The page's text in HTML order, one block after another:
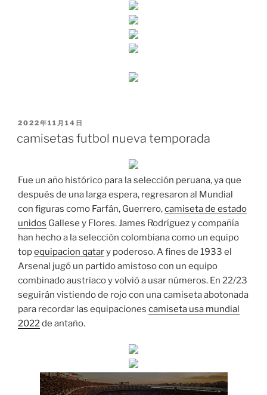
PUBLICADO
2022年11月14日
camisetas futbol nueva temporada
Fue un año histórico para la selección peruana, ya que
después de una larga espera, regresaron al Mundial
con figuras como Farfán, Guerrero,camiseta de estado
unidos Gallese y Flores. James Rodríguez y compañía
han hecho a la selección colombiana como un equipo
topequipacion qatary poderoso. A fines de 1933 el
Arsenal jugó un partido amistoso con un equipo
combinado austríaco y volvió a usar números. En 22/23
seguirán vistiendo de rojo con una camiseta abotonada
para recordar las equipaciones camiseta usa mundial
2022 de antaño.